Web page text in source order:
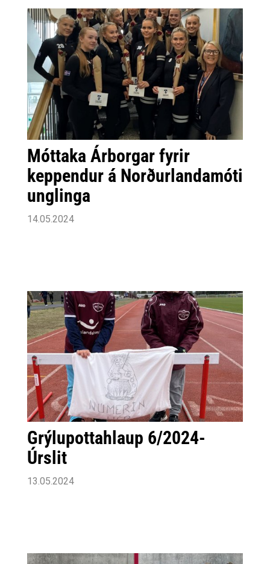
Móttaka Árborgar fyrir
keppendur á Norðurlandamóti
unglinga
14.05.2024
Grýlupottahlaup 6/2024-
Úrslit
13.05.2024